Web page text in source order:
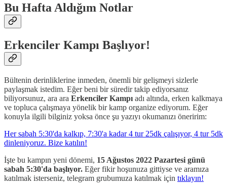
Bu Hafta Aldığım Notlar
Erkenciler Kampı Başlıyor!
Bültenin derinliklerine inmeden, önemli bir gelişmeyi sizlerle
paylaşmak istedim. Eğer beni bir süredir takip ediyorsanız
biliyorsunuz, ara ara Erkenciler Kampı adı altında, erken kalkmaya
ve topluca çalışmaya yönelik bir kamp organize ediyorum. Eğer
konuyla ilgili bilginiz yoksa önce şu yazıyı okumanızı öneririm:
Her sabah 5:30'da kalkıp, 7:30'a kadar 4 tur 25dk çalışıyor, 4 tur 5dk
dinleniyoruz. Bize katılın!
İşte bu kampın yeni dönemi, 15 Ağustos 2022 Pazartesi günü
sabah 5:30'da başlıyor. Eğer fikir hoşunuza gittiyse ve aramıza
katılmak isterseniz, telegram grubumuza katılmak için tıklayın!